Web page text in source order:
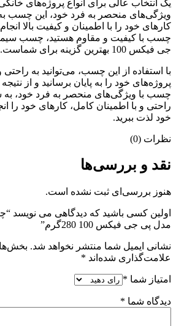
یک انتخاب عالی برای انواع پروژه‌های
ویژگی‌های منحصر به فرد خود، این چسب
کارهای خود را با اطمینان و کیفیت بالا
چسب با کیفیت و مقاوم هستید، چسب
جی فیکس 100 بهترین گزینه برای شماست.
با استفاده از این چسب، می‌توانید به راحتی
پروژه‌های خود را به پایان برسانید و از
چسب با ویژگی‌های منحصر به فرد خود، به
راحتی و با اطمینان کامل، کارهای خود را
خود لذت ببرید.
نظرات (0)
نقد و بررسی‌ها
هنوز بررسی‌ای ثبت نشده است.
اولین کسی باشید که دیدگاهی می نویسد
مدل پی جی فیکس 100 280گرم”
نشانی ایمیل شما منتشر نخواهد شد.
علامت‌گذاری شده‌اند *
امتیاز شما *
دیدگاه شما *